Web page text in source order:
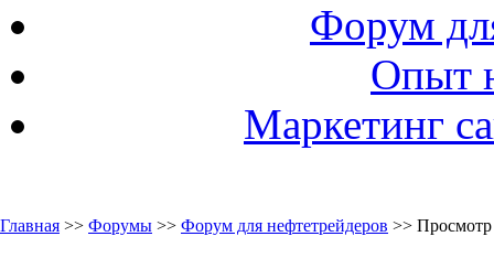
Форум
Опыт
Маркетинг
Главная >> Форумы >> Форум для нефтетрейдеров >>